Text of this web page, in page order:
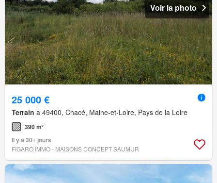
Voir la photo
25 000 €
Terrain à 49400, Chacé, Maine-et-Loire, Pays de la Loire
390 m²
Il y a 30+ jours
FIGARO IMMO - MAISONS CONCEPT SAUMUR